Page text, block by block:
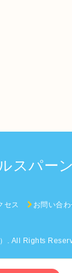
スパーン
セス お問い合わ
. All Rights